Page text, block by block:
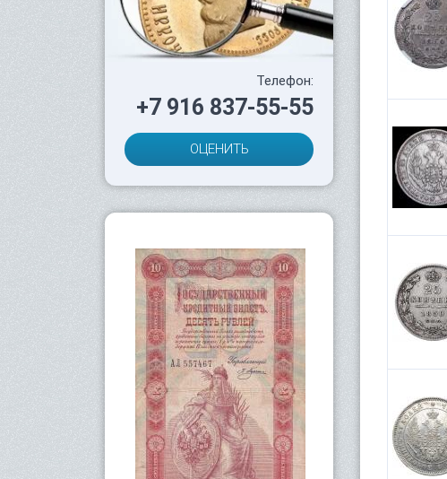
Телефон:
+7 916 837-55-55
ОЦЕНИТЬ